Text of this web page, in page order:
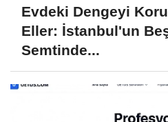
Evdeki Dengeyi
Eller: İstanbul'un
Semtinde...